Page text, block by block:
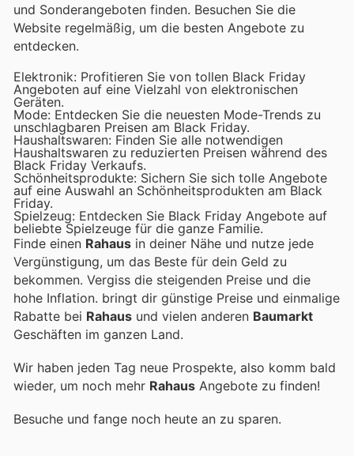
und Sonderangeboten finden. Besuchen Sie die
Website regelmäßig, um die besten Angebote zu
entdecken.
Elektronik: Profitieren Sie von tollen Black Friday
Angeboten auf eine Vielzahl von elektronischen
Geräten.
Mode: Entdecken Sie die neuesten Mode-Trends zu
unschlagbaren Preisen am Black Friday.
Haushaltswaren: Finden Sie alle notwendigen
Haushaltswaren zu reduzierten Preisen während des
Black Friday Verkaufs.
Schönheitsprodukte: Sichern Sie sich tolle Angebote
auf eine Auswahl an Schönheitsprodukten am Black
Friday.
Spielzeug: Entdecken Sie Black Friday Angebote auf
beliebte Spielzeuge für die ganze Familie.
Finde einen Rahaus in deiner Nähe und nutze jede
Vergünstigung, um das Beste für dein Geld zu
bekommen. Vergiss die steigenden Preise und die
hohe Inflation. bringt dir günstige Preise und einmalige
Rabatte bei Rahaus und vielen anderen Baumarkt
Geschäften im ganzen Land.
Wir haben jeden Tag neue Prospekte, also komm bald
wieder, um noch mehr Rahaus Angebote zu finden!
Besuche und fange noch heute an zu sparen.